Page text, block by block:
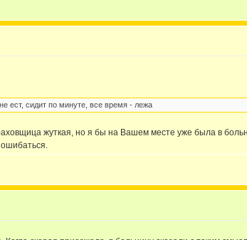
ест, сидит по минуте, все время - лежа
жуткая, но я бы на Вашем месте уже была в